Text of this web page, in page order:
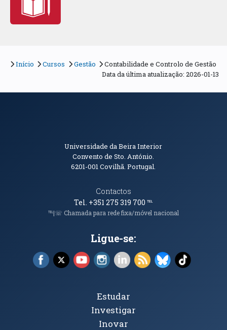
Início Cursos Gestão
Contabilidade e Controlo de Gestão
Data da última atualização: 2026-01-13
Informações de Contacto
Universidade da Beira Interior
Convento de Sto. António.
6201-001Covilhã. Portugal.
Contactos
Tel. +351 275 319 700℡
℡|☏ Chamada para rede fixa/móvel nacional
Ligue-se:
Facebook (abre em nova janela)
X (abre em nova janela)
YouTube (abre em nova janela)
Instagram (abre em nova janela)
LinkedIn (abre em nova
RSS (abre em nova
Bluesky (abre
TikTok
Tópicos Principais
Estudar
Investigar
Inovar